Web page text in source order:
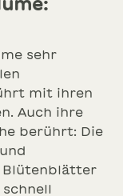
sehr
mit ihren
Auch ihre
berührt: Die
Blütenblätter
schnell